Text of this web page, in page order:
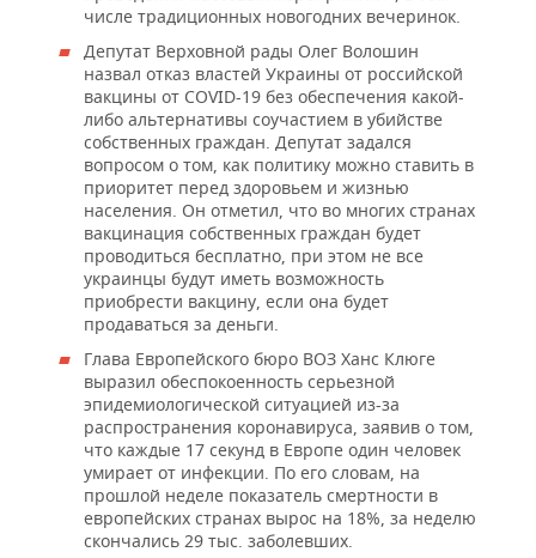
числе традиционных новогодних вечеринок.
Депутат Верховной рады Олег Волошин
назвал отказ властей Украины от российской
вакцины от COVID-19 без обеспечения какой-
либо альтернативы соучастием в убийстве
собственных граждан. Депутат задался
вопросом о том, как политику можно ставить в
приоритет перед здоровьем и жизнью
населения. Он отметил, что во многих странах
вакцинация собственных граждан будет
проводиться бесплатно, при этом не все
украинцы будут иметь возможность
приобрести вакцину, если она будет
продаваться за деньги.
Глава Европейского бюро ВОЗ Ханс Клюге
выразил обеспокоенность серьезной
эпидемиологической ситуацией из-за
распространения коронавируса, заявив о том,
что каждые 17 секунд в Европе один человек
умирает от инфекции. По его словам, на
прошлой неделе показатель смертности в
европейских странах вырос на 18%, за неделю
скончались 29 тыс. заболевших.